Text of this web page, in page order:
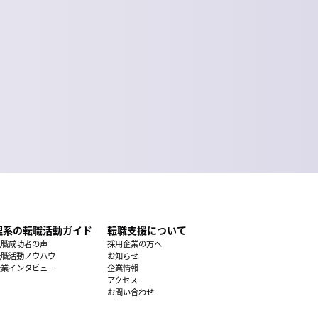
系の転職活動ガイド
成功者の声
活動ノウハウ
インタビュー
転職支援について
採用企業の方へ
お知らせ
企業情報
アクセス
お問い合わせ